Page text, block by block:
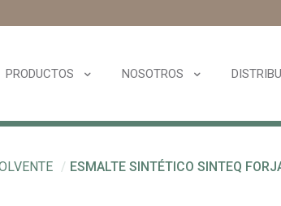
PRODUCTOS NOSOTROS
/ ESMALTE SINTÉTICO SINTEQ